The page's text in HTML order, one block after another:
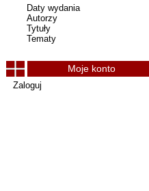
Daty wydania
Autorzy
Tytuły
Tematy
Moje konto
Zaloguj